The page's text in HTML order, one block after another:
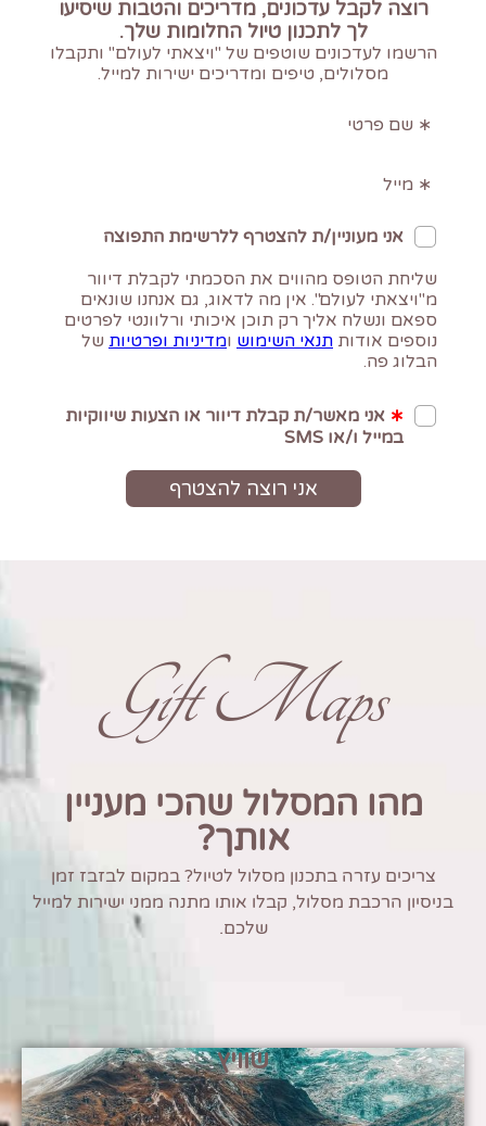
Gift Maps
מהו המסלול שהכי מעניין
אותך?
צריכים עזרה בתכנון מסלול לטיול? במקום לבזבז זמן
בניסיון הרכבת מסלול, קבלו אותו מתנה ממני ישירות למייל
שלכם.
שוויץ